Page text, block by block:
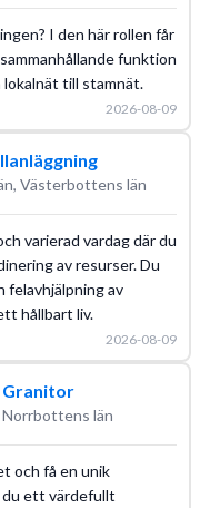
I den här rollen får
funktion
till stamnät.
2026-08-09
Västerbottens län
varierad vardag där du
av resurser. Du
felavhjälpning av
hållbart liv.
2026-08-09
Granitor
Norrbottens län
och få en unik
du ett värdefullt